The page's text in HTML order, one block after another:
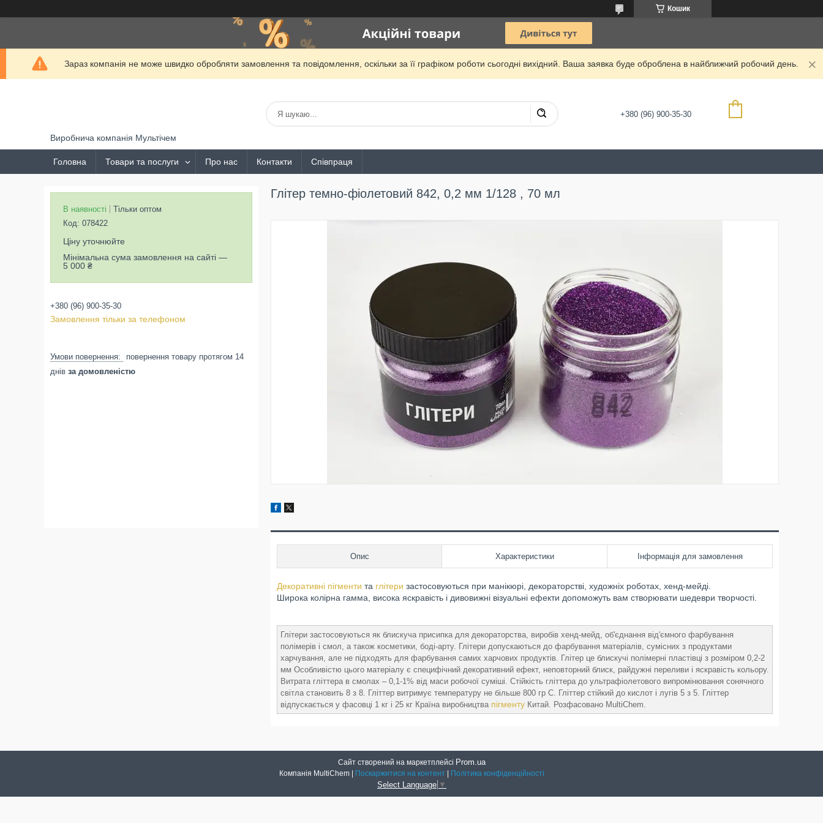
Кошик
Зараз компанія не може швидко обробляти замовлення та повідомлення, оскільки за її графіком роботи сьогодні вихідний. Ваша заявка буде оброблена в найближчий робочий день.
Виробнича компанія Мультічем
+380 (96) 900-35-30
Головна Товари та послуги Про нас Контакти Співпраця
Глітер темно-фіолетовий 842, 0,2 мм 1/128 , 70 мл
Опис Характеристики Інформація для замовлення
Декоративні пігменти та глітери застосовуються при манікюрі, декораторстві, художніх роботах, хенд-мейді.
Широка колірна гамма, висока яскравість і дивовижні візуальні ефекти допоможуть вам створювати шедеври творчості.
Глітери застосовуються як блискуча присипка для декораторства, виробів хенд-мейд, об'єднання від'ємного фарбування
полімерів і смол, а також косметики, боді-арту. Глітери допускаються до фарбування матеріалів, сумісних з продуктами
харчування, але не підходять для фарбування самих харчових продуктів. Глітер це блискучі полімерні пластівці з розміром 0,2-2
мм Особливістю цього матеріалу є специфічний декоративний ефект, неповторний блиск, райдужні переливи і яскравість кольору.
Витрата гліттера в смолах – 0,1-1% від маси робочої суміші. Стійкість гліттера до ультрафіолетового випромінювання сонячного
світла становить 8 з 8. Гліттер витримує температуру не більше 800 гр С. Гліттер стійкий до кислот і лугів 5 з 5. Гліттер
відпускається у фасовці 1 кг і 25 кг Країна виробництва пігменту Китай. Розфасовано MultiChem.
В наявності
Тільки оптом
Код: 078422
Ціну уточнюйте
Мінімальна сума замовлення на сайті —
5 000 ₴
+380 (96) 900-35-30
Замовлення тільки за телефоном
повернення товару протягом 14
днів за домовленістю
Сайт створений на маркетплейсі Prom.ua
Поскаржитися на контент Політика конфіденційності
Select Language ▼